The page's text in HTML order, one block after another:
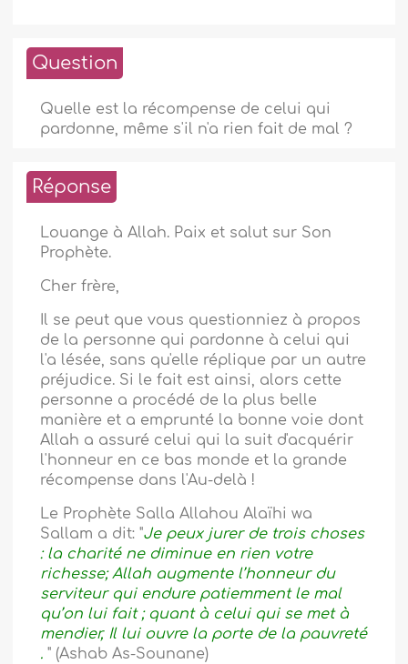
Question
Quelle est la récompense de celui qui
pardonne, même s'il n'a rien fait de mal ?
Réponse
Louange à Allah. Paix et salut sur Son
Prophète.
Cher frère,
Il se peut que vous questionniez à propos
de la personne qui pardonne à celui qui
l'a lésée, sans qu'elle réplique par un autre
préjudice. Si le fait est ainsi, alors cette
personne a procédé de la plus belle
manière et a emprunté la bonne voie dont
Allah a assuré celui qui la suit d'acquérir
l'honneur en ce bas monde et la grande
récompense dans l'Au-delà !
Le Prophète Salla Allahou Alaïhi wa
Sallam a dit: "Je peux jurer de trois choses
: la charité ne diminue en rien votre
richesse; Allah augmente l’honneur du
serviteur qui endure patiemment le mal
qu’on lui fait ; quant à celui qui se met à
mendier, Il lui ouvre la portede la pauvreté
. " (Ashab As-Sounane)